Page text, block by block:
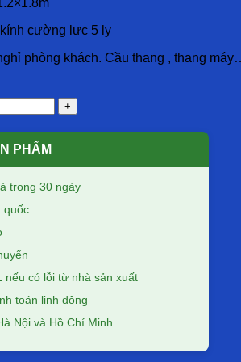
cường lực 5 ly
phòng khách. Cầu thang , thang
PHẨM
trong 30 ngày
quốc
nếu có lỗi từ nhà sản xuất
toán linh động
Nội và Hồ Chí Minh